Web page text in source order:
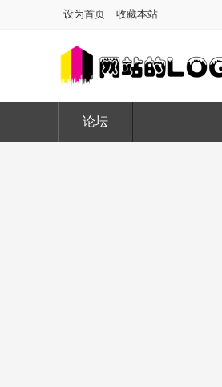
设为首页 收藏本站
论坛